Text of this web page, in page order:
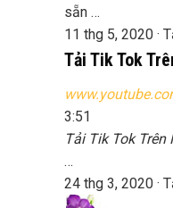
sẵn …
11 thg 5, 2020 ·
Tải Tik Tok
3:51
Tải Tik Tok Trên
…
24 thg 3, 2020 ·